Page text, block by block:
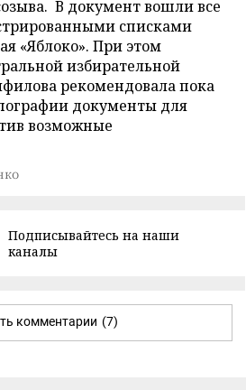
В документ вошли все
списками
«Яблоко». При этом
избирательной
рекомендовала пока
документы для
возможные
Подписывайтесь на наши
каналы
комментарии (7)